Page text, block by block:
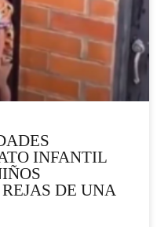
INFANTIL
DE UNA